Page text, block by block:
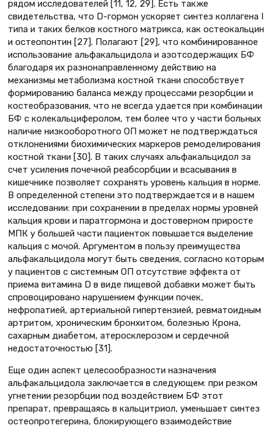
рядом исследователей [11, 12, 29]. Есть также
свидетельства, что D-гормон ускоряет синтез коллагена I
типа и таких белков костного матрикса, как остеокальцин
и остеопонтин [27]. Полагают [29], что комбинированное
использование альфакальцидола и азотсодержащих БФ
благодаря их разнонаправленному действию на
механизмы метаболизма костной ткани способствует
формированию баланса между процессами резорбции и
костеобразования, что не всегда удается при комбинации
БФ с колекальциферолом, тем более что у части больных
наличие низкооборотного ОП может не подтверждаться
отклонениями биохимических маркеров ремоделирования
костной ткани [30]. В таких случаях альфакальцидол за
счет усиления почечной реабсорбции и всасывания в
кишечнике позволяет сохранять уровень кальция в норме.
В определенной степени это подтверждается и в нашем
исследовании: при сохранении в пределах нормы уровней
кальция крови и паратгормона и достоверном приросте
МПК у большей части пациенток повышается выделение
кальция с мочой. Аргументом в пользу преимущества
альфакальцидола могут быть сведения, согласно которым
у пациентов с системным ОП отсутствие эффекта от
приема витамина D в виде пищевой добавки может быть
спровоцировано нарушением функции почек,
нефропатией, артериальной гипертензией, ревматоидным
артритом, хроническим бронхитом, болезнью Крона,
сахарным диабетом, атеросклерозом и сердечной
недостаточностью [31].
Еще один аспект целесообразности назначения
альфакальцидола заключается в следующем: при резком
угнетении резорбции под воздействием БФ этот
препарат, превращаясь в кальцитриол, уменьшает синтез
остеопротегерина, блокирующего взаимодействие